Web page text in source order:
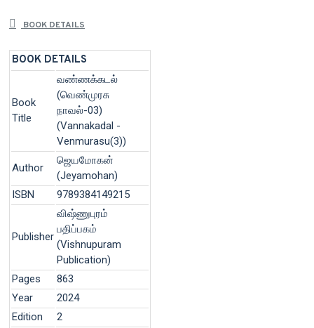
BOOK DETAILS
BOOK DETAILS
Book
Title
வண்ணக்கடல்
(வெண்முரசு
நாவல்-03)
(Vannakadal -
Venmurasu(3))
Author
ஜெயமோகன்
(Jeyamohan)
ISBN
9789384149215
Publisher
விஷ்ணுபுரம்
பதிப்பகம்
(Vishnupuram
Publication)
Pages
863
Year
2024
Edition
2